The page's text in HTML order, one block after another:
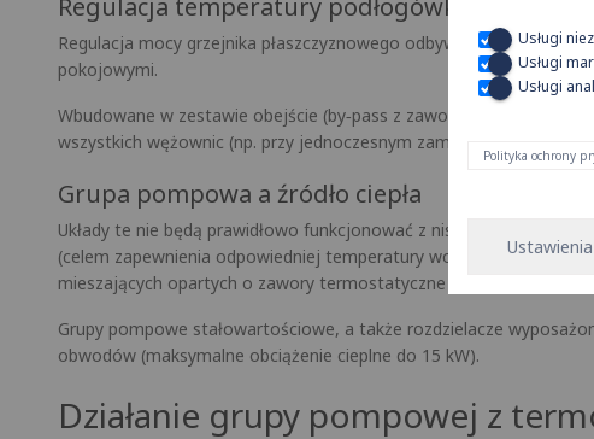
Usługi
Usługi
Usługi
Polityka ochrony
Ustawienia
Regulacja mocy grzejnika płaszczyznowego odbywa się poprzez
pokojowymi.
Wbudowane w zestawie obejście (by‑pass z zaworem
wszystkich wężownic (np. przy jednoczesnym zamknięciu się
Grupa pompowa a źródło ciepła
Układy te nie będą prawidłowo funkcjonować z
(celem zapewnienia odpowiedniej temperatury wody po
mieszających opartych o zawory termostatyczne trójdrogowe.
Grupy pompowe stałowartościowe, a także rozdzielacze
obwodów (maksymalne obciążenie cieplne do 15 kW).
Działanie grupy pompowej z